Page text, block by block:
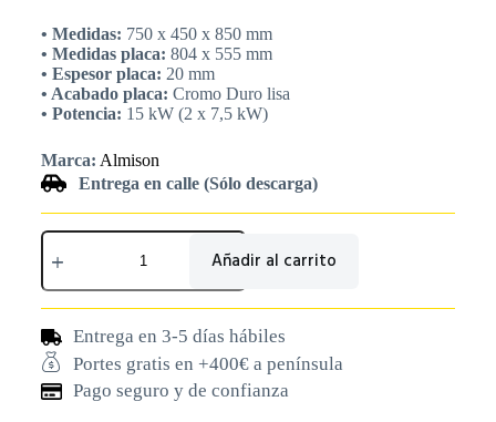
• Medidas: 750 x 450 x 850 mm
• Medidas placa: 804 x 555 mm
• Espesor placa: 20 mm
• Acabado placa: Cromo Duro lisa
• Potencia: 15 kW (2 x 7,5 kW)
Marca: Almison
Entrega en calle (Sólo descarga)
Añadir al carrito
Entrega en 3-5 días hábiles
Portes gratis en +400€ a península
Pago seguro y de confianza